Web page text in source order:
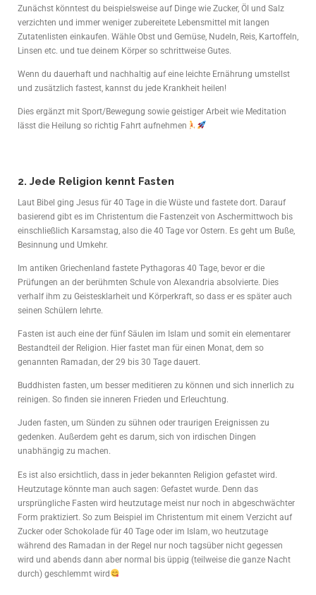
Zunächst könntest du beispielsweise auf Dinge wie Zucker, Öl und Salz
verzichten und immer weniger zubereitete Lebensmittel mit langen
Zutatenlisten einkaufen. Wähle Obst und Gemüse, Nudeln, Reis, Kartoffeln,
Linsen etc. und tue deinem Körper so schrittweise Gutes.
Wenn du dauerhaft und nachhaltig auf eine leichte Ernährung umstellst
und zusätzlich fastest, kannst du jede Krankheit heilen!
Dies ergänzt mit Sport/Bewegung sowie geistiger Arbeit wie Meditation
lässt die Heilung so richtig Fahrt aufnehmen
2. Jede Religion kennt Fasten
Laut Bibel ging Jesus für 40 Tage in die Wüste und fastete dort. Darauf
basierend gibt es im Christentum die Fastenzeit von Aschermittwoch bis
einschließlich Karsamstag, also die 40 Tage vor Ostern. Es geht um Buße,
Besinnung und Umkehr.
Im antiken Griechenland fastete Pythagoras 40 Tage, bevor er die
Prüfungen an der berühmten Schule von Alexandria absolvierte. Dies
verhalf ihm zu Geistesklarheit und Körperkraft, so dass er es später auch
seinen Schülern lehrte.
Fasten ist auch eine der fünf Säulen im Islam und somit ein elementarer
Bestandteil der Religion. Hier fastet man für einen Monat, dem so
genannten Ramadan, der 29 bis 30 Tage dauert.
Buddhisten fasten, um besser meditieren zu können und sich innerlich zu
reinigen. So finden sie inneren Frieden und Erleuchtung.
Juden fasten, um Sünden zu sühnen oder traurigen Ereignissen zu
gedenken. Außerdem geht es darum, sich von irdischen Dingen
unabhängig zu machen.
Es ist also ersichtlich, dass in jeder bekannten Religion gefastet wird.
Heutzutage könnte man auch sagen: Gefastet wurde. Denn das
ursprüngliche Fasten wird heutzutage meist nur noch in abgeschwächter
Form praktiziert. So zum Beispiel im Christentum mit einem Verzicht auf
Zucker oder Schokolade für 40 Tage oder im Islam, wo heutzutage
während des Ramadan in der Regel nur noch tagsüber nicht gegessen
wird und abends dann aber normal bis üppig (teilweise die ganze Nacht
durch) geschlemmt wird